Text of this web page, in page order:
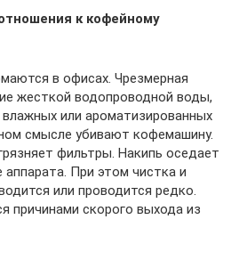
к кофейному
в офисах. Чрезмерная
жесткой водопроводной воды,
или ароматизированных
смысле убивают кофемашину.
фильтры. Накипь оседает
аппарата. При этом чистка и
или проводится редко.
причинами скорого выхода из